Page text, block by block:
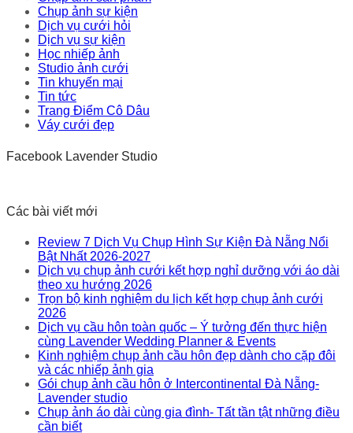
Chụp ảnh sự kiện
Dịch vụ cưới hỏi
Dịch vụ sự kiện
Học nhiếp ảnh
Studio ảnh cưới
Tin khuyến mại
Tin tức
Trang Điểm Cô Dâu
Váy cưới đẹp
Facebook Lavender Studio
Các bài viết mới
Review 7 Dịch Vụ Chụp Hình Sự Kiện Đà Nẵng Nổi
Bật Nhất 2026-2027
Dịch vụ chụp ảnh cưới kết hợp nghỉ dưỡng với áo dài
theo xu hướng 2026
Trọn bộ kinh nghiệm du lịch kết hợp chụp ảnh cưới
2026
Dịch vụ cầu hôn toàn quốc – Ý tưởng đến thực hiện
cùng Lavender Wedding Planner & Events
Kinh nghiệm chụp ảnh cầu hôn đẹp dành cho cặp đôi
và các nhiếp ảnh gia
Gói chụp ảnh cầu hôn ở Intercontinental Đà Nẵng-
Lavender studio
Chụp ảnh áo dài cùng gia đình- Tất tần tật những điều
cần biết